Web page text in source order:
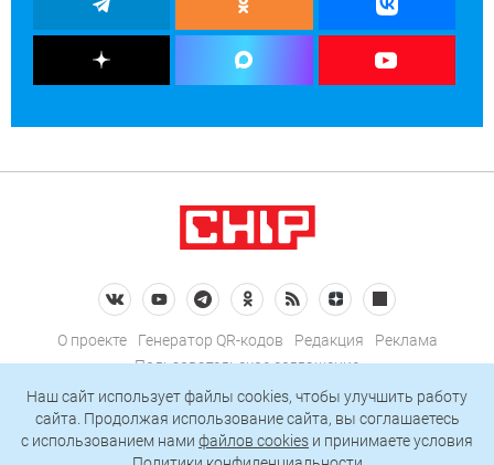
О проекте Генератор QR-кодов Редакция
Реклама
Пользовательское соглашение
Политика конфиденциальности
Подписаться на рассылку
Наш сайт использует файлы cookies, чтобы улучшить работу
сайта. Продолжая использование сайта, вы соглашаетесь
c использованием нами файлов cookies и принимаете условия